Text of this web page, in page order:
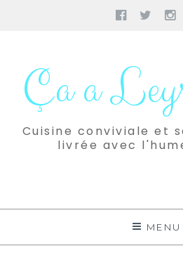
Facebook
contenuÇa a
Cuisine conviviale et
livrée avec
MENU